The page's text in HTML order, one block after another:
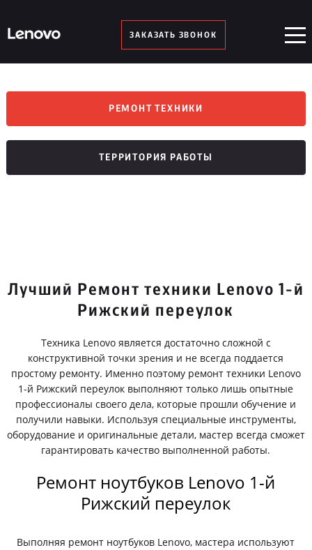
ЗАКАЗАТЬ ЗВОНОК
РЕМОНТ ТЕХНИКИ
ТЕРРИТОРИЯ РАБОТЫ
Лучший Ремонт техники Lenovo 1-й
Рижский переулок
Техника Lenovo является достаточно сложной с
конструктивной точки зрения и не всегда поддается
простому ремонту. Именно поэтому ремонт техники Lenovo
1-й Рижский переулок выполняют только лишь опытные
профессионалы своего дела, которые прошли обучение и
получили навыки. Используя специальные инструменты,
оборудование и оригинальные детали, мастер всегда сможет
гарантировать качество выполненной работы.
Ремонт ноутбуков Lenovo 1-й
Рижский переулок
Выполняя ремонт ноутбуков Lenovo, мастера используют